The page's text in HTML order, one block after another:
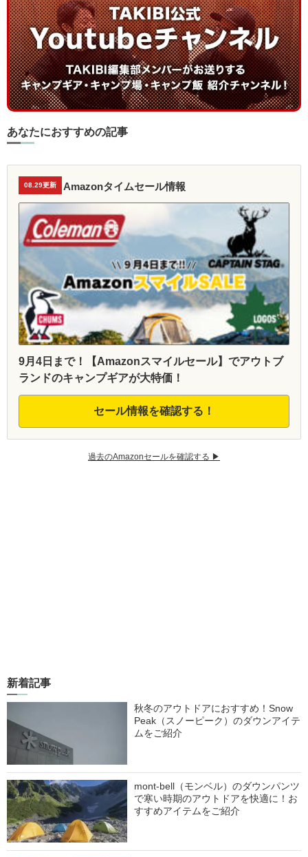
あなたにおすすめの記事
08.29更新 Amazonタイムセール情報
9月4日まで！【Amazonスマイルセール】でアウトブ
ランドのキャンプギアが大特価！
セール情報を確認する！
過去のAmazonセールを確認する ▶︎
新着記事
秋冬のアウトドアにおすすめ！Snow
Peak（スノーピーク）のダウンアイテ
ムをご紹介
mont-bell（モンベル）のダウンパンツ
で寒い時期のアウトドアを快適に！お
すすめアイテムをご紹介